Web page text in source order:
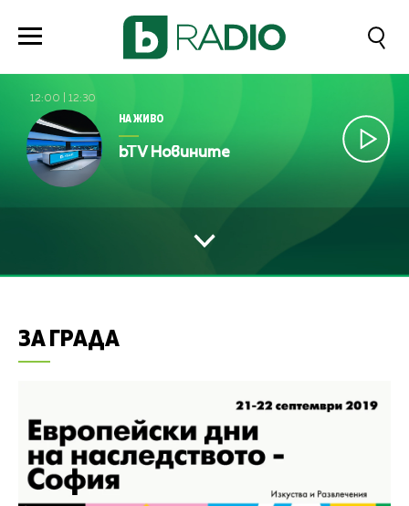
12:00 12:30
НА ЖИВО
bTV Новините
ЗА ГРАДА